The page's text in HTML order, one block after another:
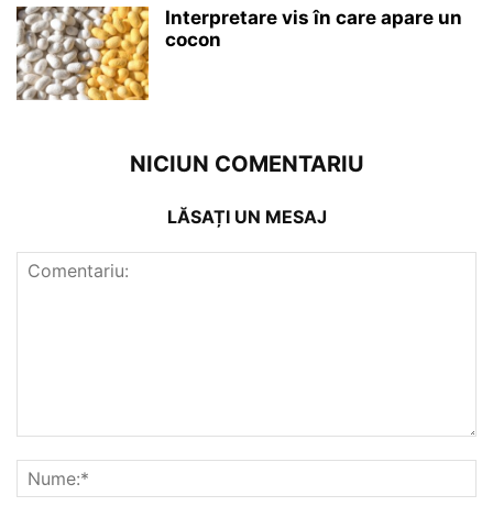
Interpretare vis în care apare un
cocon
NICIUN COMENTARIU
LĂSAȚI UN MESAJ